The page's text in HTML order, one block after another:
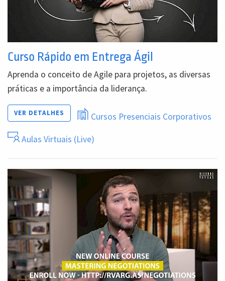
Curso Rápido em Entrega Ágil
Aprenda o conceito de Agile para projetos, as diversas
práticas e a importância da liderança.
VER DETALHES Cursos Presenciais Corporativos
Aulas Virtuais (Live)